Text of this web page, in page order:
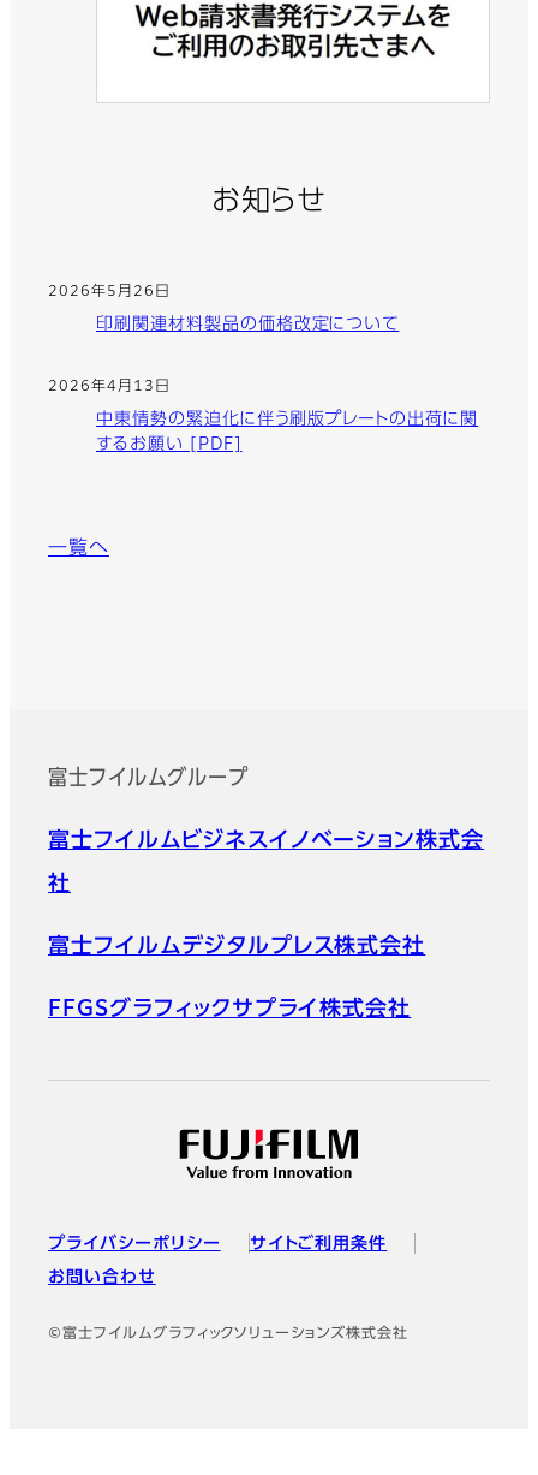
お知らせ
2026年5月26日
印刷関連材料製品の価格改定について
2026年4月13日
中東情勢の緊迫化に伴う刷版プレートの出荷に関
するお願い [PDF]
一覧へ
フッター
富士フイルムグループ
富士フイルムビジネスイノベーション株式会
社
富士フイルムデジタルプレス株式会社
FFGSグラフィックサプライ株式会社
プライバシーポリシー
サイトご利用条件
お問い合わせ
©富士フイルムグラフィックソリューションズ株式会社